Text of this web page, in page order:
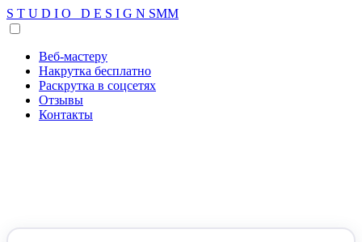
S T U D I O D E S I G N SMM
Веб-мастеру
Накрутка бесплатно
Раскрутка в соцсетях
Отзывы
Контакты